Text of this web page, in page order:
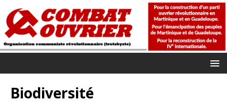
Biodiversité